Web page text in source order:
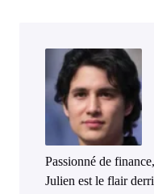
Passionné de
Julien est le flair